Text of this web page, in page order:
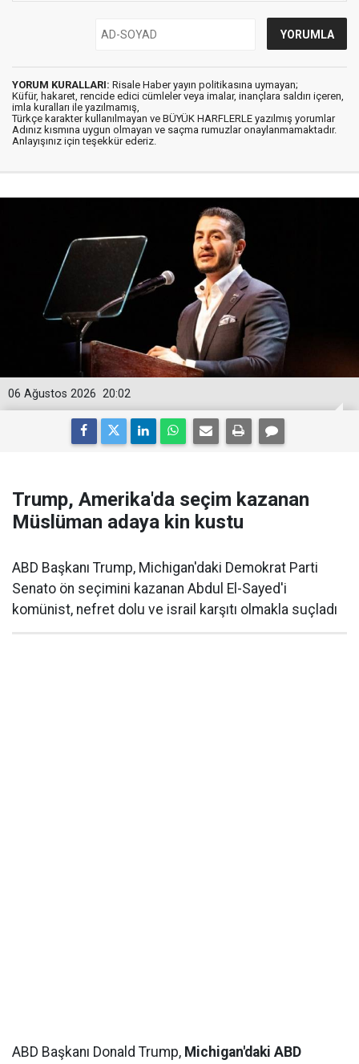
YORUM KURALLARI: Risale Haber yayın politikasına uymayan;
Küfür, hakaret, rencide edici cümleler veya imalar, inançlara saldırı içeren,
imla kuralları ile yazılmamış,
Türkçe karakter kullanılmayan ve BÜYÜK HARFLERLE yazılmış yorumlar
Adınız kısmına uygun olmayan ve saçma rumuzlar onaylanmamaktadır.
Anlayışınız için teşekkür ederiz.
20:02
06 Ağustos 2026
Trump, Amerika'da seçim kazanan
Müslüman adaya kin kustu
ABD Başkanı Trump, Michigan'daki Demokrat Parti
Senato ön seçimini kazanan Abdul El-Sayed'i
komünist, nefret dolu ve israil karşıtı olmakla suçladı
ABD Başkanı Donald Trump, Michigan'daki ABD